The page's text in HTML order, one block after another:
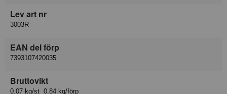
Lev art nr
3003R
EAN del förp
7393107420035
Bruttovikt
0.07 kg/st 0.84 kg/förp